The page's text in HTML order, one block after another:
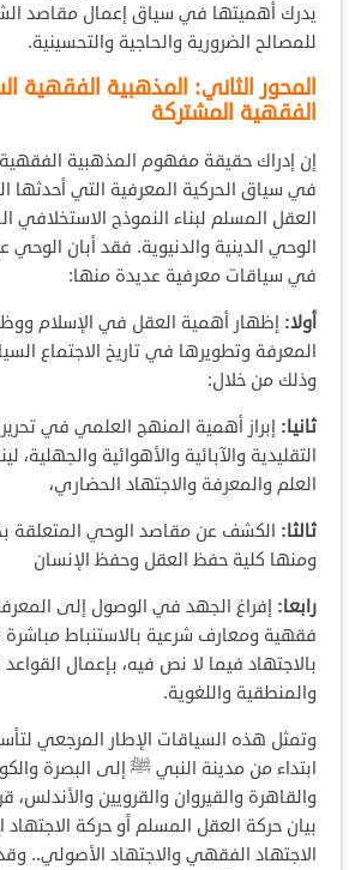
يدرك أهميتها في سياق إعمال مقاصد
للمصالح الضرورية والحاجية والتحسينية.
المحور الثاني: المذهبية الفقهية
الفقهية المشتركة
إن إدراك حقيقة مفهوم المذهبية الفقهية
في سياق الحركية المعرفية التي أحدثها
العقل المسلم لبناء النموذج
الوحي الدينية والدنيوية. فقد أبان الوحي
في سياقات معرفية عديدة منها:
أولا: إظهار أهمية العقل في الإسلام
المعرفة وتطويرها في تاريخ الاجتماع
وذلك من خلال:
ثانيا: إبراز أهمية المنهج العلمي في
التقليدية والآبائية والأهوائية
العلم والمعرفة والاجتهاد الحضاري،
ثالثا: الكشف عن مقاصد الوحي المتعلقة
ومنها كلية حفظ العقل وحفظ الإنسان
رابعا: إفراغ الجهد في الوصول إلى
فقهية ومعارف شرعية بالاستنباط
بالاجتهاد فيما لا نص فيه، بإعمال
والمنطقية واللغوية.
وتمثل هذه السياقات الإطار المرجعي
ابتداء من مدينة النبي ﷺ إلى البصرة
والقاهرة والقيروان والقرويين والأندلس،
بيان حركة العقل المسلم أو حركة
الاجتهاد الفقهي والاجتهاد الأصولي..